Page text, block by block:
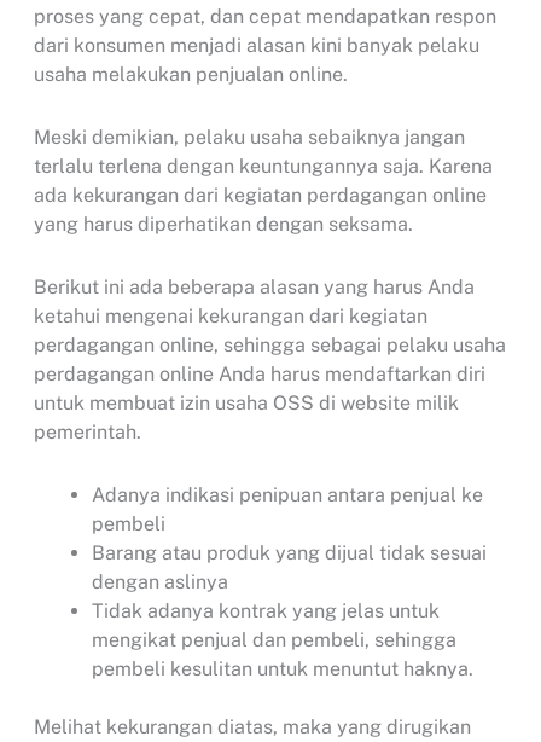
proses yang cepat, dan cepat mendapatkan respon
dari konsumen menjadi alasan kini banyak pelaku
usaha melakukan penjualan online.
Meski demikian, pelaku usaha sebaiknya jangan
terlalu terlena dengan keuntungannya saja. Karena
ada kekurangan dari kegiatan perdagangan online
yang harus diperhatikan dengan seksama.
Berikut ini ada beberapa alasan yang harus Anda
ketahui mengenai kekurangan dari kegiatan
perdagangan online, sehingga sebagai pelaku usaha
perdagangan online Anda harus mendaftarkan diri
untuk membuat izin usaha OSS di website milik
pemerintah.
Adanya indikasi penipuan antara penjual ke
pembeli
Barang atau produk yang dijual tidak sesuai
dengan aslinya
Tidak adanya kontrak yang jelas untuk
mengikat penjual dan pembeli, sehingga
pembeli kesulitan untuk menuntut haknya.
Melihat kekurangan diatas, maka yang dirugikan